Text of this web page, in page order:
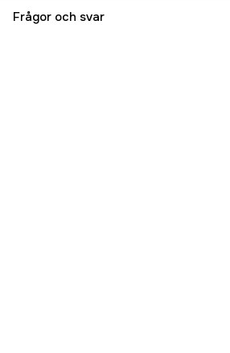
Referensnummer
Frågor och svar